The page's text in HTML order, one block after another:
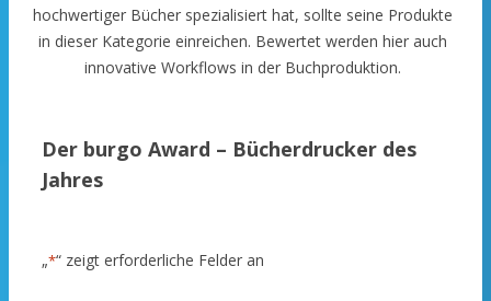
hochwertiger Bücher spezialisiert hat, sollte seine Produkte
in dieser Kategorie einreichen. Bewertet werden hier auch
innovative Workflows in der Buchproduktion.
Der burgo Award – Bücherdrucker des
Jahres
„*“ zeigt erforderliche Felder an